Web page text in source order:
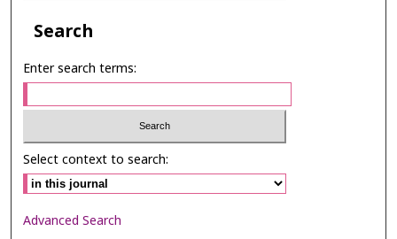
Search
Enter search terms:
Select context to search:
Advanced Search